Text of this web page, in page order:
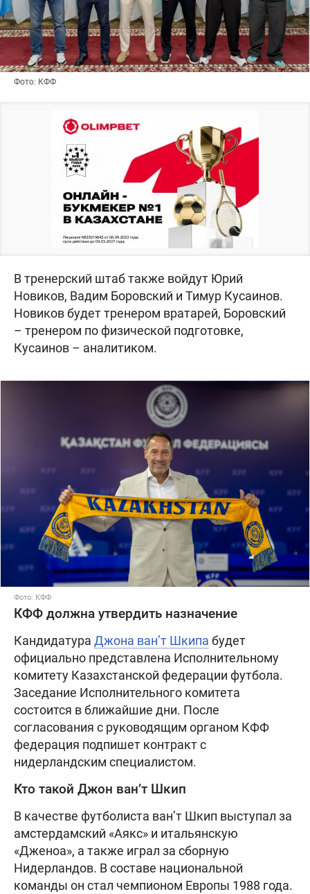
Фото: КФФ
В тренерский штаб также войдут Юрий
Новиков, Вадим Боровский и Тимур Кусаинов.
Новиков будет тренером вратарей, Боровский
– тренером по физической подготовке,
Кусаинов – аналитиком.
Фото: КФФ
КФФ должна утвердить назначение
Кандидатура Джона ван’т Шкипа будет
официально представлена Исполнительному
комитету Казахстанской федерации футбола.
Заседание Исполнительного комитета
состоится в ближайшие дни. После
согласования с руководящим органом КФФ
федерация подпишет контракт с
нидерландским специалистом.
Кто такой Джон ван’т Шкип
В качестве футболиста ван’т Шкип выступал за
амстердамский «Аякс» и итальянскую
«Дженоа», а также играл за сборную
Нидерландов. В составе национальной
команды он стал чемпионом Европы 1988 года.